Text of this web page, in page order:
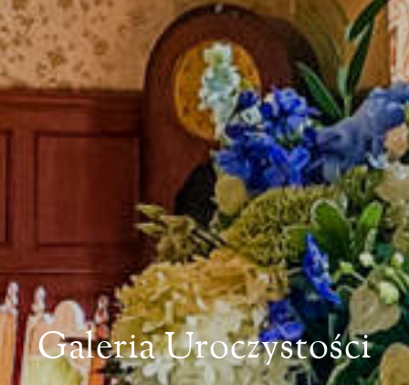
Galeria Uroczystości